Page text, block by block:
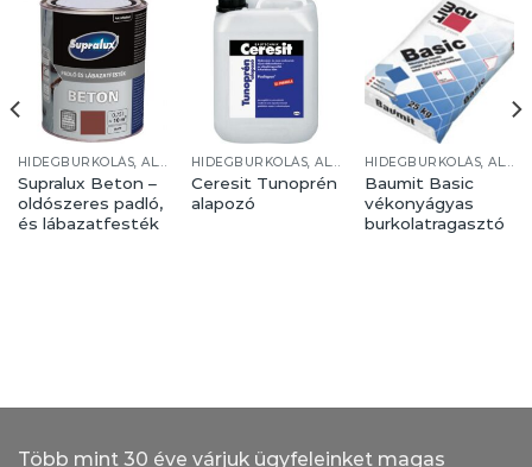
HIDEGBURKOLÁS, ALJZATKÉPZÉS
Supralux Beton –
oldószeres padló,
és lábazatfesték
HIDEGBURKOLÁS, ALJZATKÉPZÉS
Ceresit Tunoprén
alapozó
HIDEGBURKOLÁS, ALJZATKÉPZÉS
Baumit Basic
vékonyágyas
burkolatragasztó
Több mint 30 éve várjuk ügyfeleinket magas